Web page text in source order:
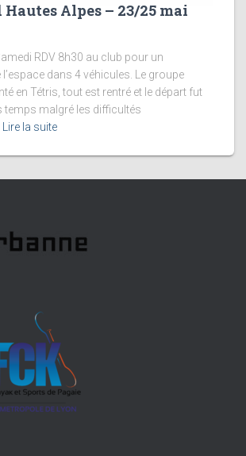
Alpes – 23/25 mai
RDV 8h30 au club pour un
dans 4 véhicules. Le groupe
en Tétris, tout est rentré et le départ fut
temps malgré les difficultés
Lire la suite